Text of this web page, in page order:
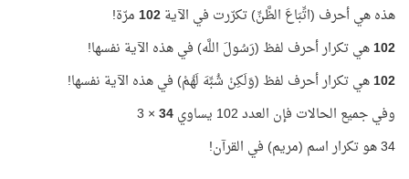
هذه هي أحرف (اتِّبَاعَ الظَّنِّ) تكرّرت في الآية102مرّة!
102هي تكرار أحرف لفظ (رَسُولَ اللَّه) في هذه الآية نفسها!
102هي تكرار أحرف لفظ (وَلَكِنْ شُبِّهَ لَهُمْ) في هذه الآية نفسها!
وفي جميع الحالات فإن العدد 102 يساوي
34
× 3
34 هو تكرار اسم (مريم) في القرآن!